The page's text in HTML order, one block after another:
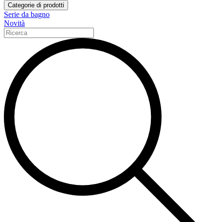
Categorie di prodotti
Serie da bagno
Novità